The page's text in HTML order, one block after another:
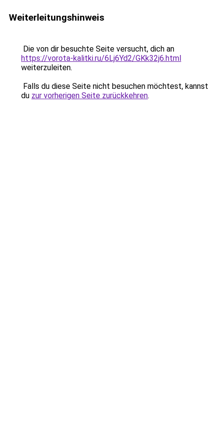
Weiterleitungshinweis
Die von dir besuchte Seite versucht, dich an
https://vorota-kalitki.ru/6Lj6Yd2/GKk32j6.html
weiterzuleiten.
Falls du diese Seite nicht besuchen möchtest, kannst
du zur vorherigen Seite zurückkehren.